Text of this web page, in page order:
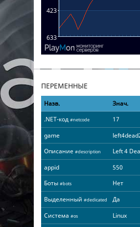
ПЕРЕМЕННЫЕ
Назв.
Знач.
.NET-код #netcode
17
game
Описание #description
Left 4
appid
550
Боты #bots
Нет
Выделенный #dedicated
Да
Система #os
Linux